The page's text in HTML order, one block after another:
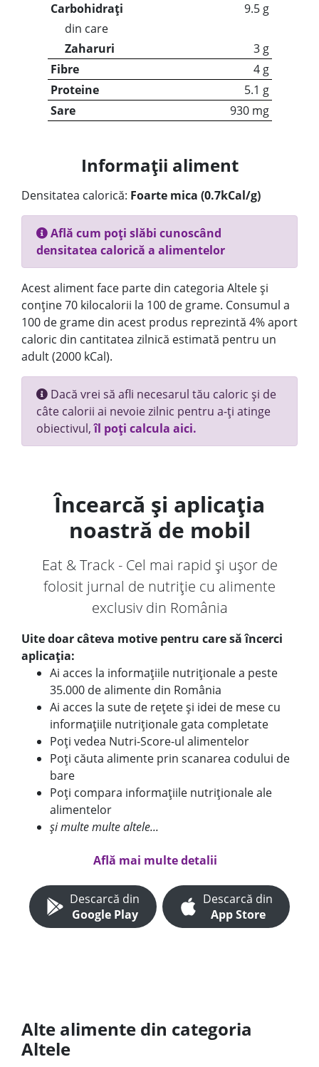
Carbohidrați
9.5 g
din care
Zaharuri
3 g
Fibre
4 g
Proteine
5.1 g
Sare
930 mg
Informații aliment
Densitatea calorică: Foarte mica (0.7kCal/g)
Află cum poți slăbi cunoscând
densitatea calorică a alimentelor
Acest aliment face parte din categoria Altele și
conține 70 kilocalorii la 100 de grame. Consumul a
100 de grame din acest produs reprezintă 4% aport
caloric din cantitatea zilnică estimată pentru un
adult (2000 kCal).
Dacă vrei să afli necesarul tău caloric și de
câte calorii ai nevoie zilnic pentru a-ți atinge
obiectivul,îl poți calcula aici.
Încearcă și aplicația
noastră de mobil
Eat & Track - Cel mai rapid și ușor de
folosit jurnal de nutriție cu alimente
exclusiv din România
Uite doar câteva motive pentru care să încerci
aplicația:
Ai acces la informațiile nutriționale a peste
35.000 de alimente din România
Ai acces la sute de rețete și idei de mese cu
informațiile nutriționale gata completate
Poți vedea Nutri-Score-ul alimentelor
Poți căuta alimente prin scanarea codului de
bare
Poți compara informațiile nutriționale ale
alimentelor
și multe multe altele...
Află mai multe detalii
Descarcă din
Google Play
Descarcă din
App Store
Alte alimente din categoria
Altele